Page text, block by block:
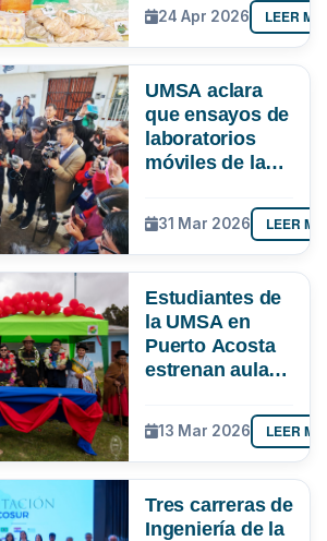
24 Apr 2026 LEER
UMSA aclara
que ensayos de
laboratorios
móviles de la
no evaluaron
contenido de
manganeso ni
existentes
31 Mar 2026 LEER
Estudiantes de
la UMSA en
Puerto Acosta
estrenan aula
y laboratorio
13 Mar 2026 LEER
Tres carreras de
Ingeniería de la